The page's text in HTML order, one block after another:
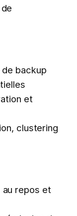
backup
et
clustering
repos et